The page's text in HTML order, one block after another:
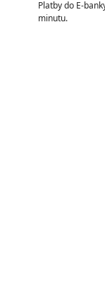
Platby do E-
minutu.